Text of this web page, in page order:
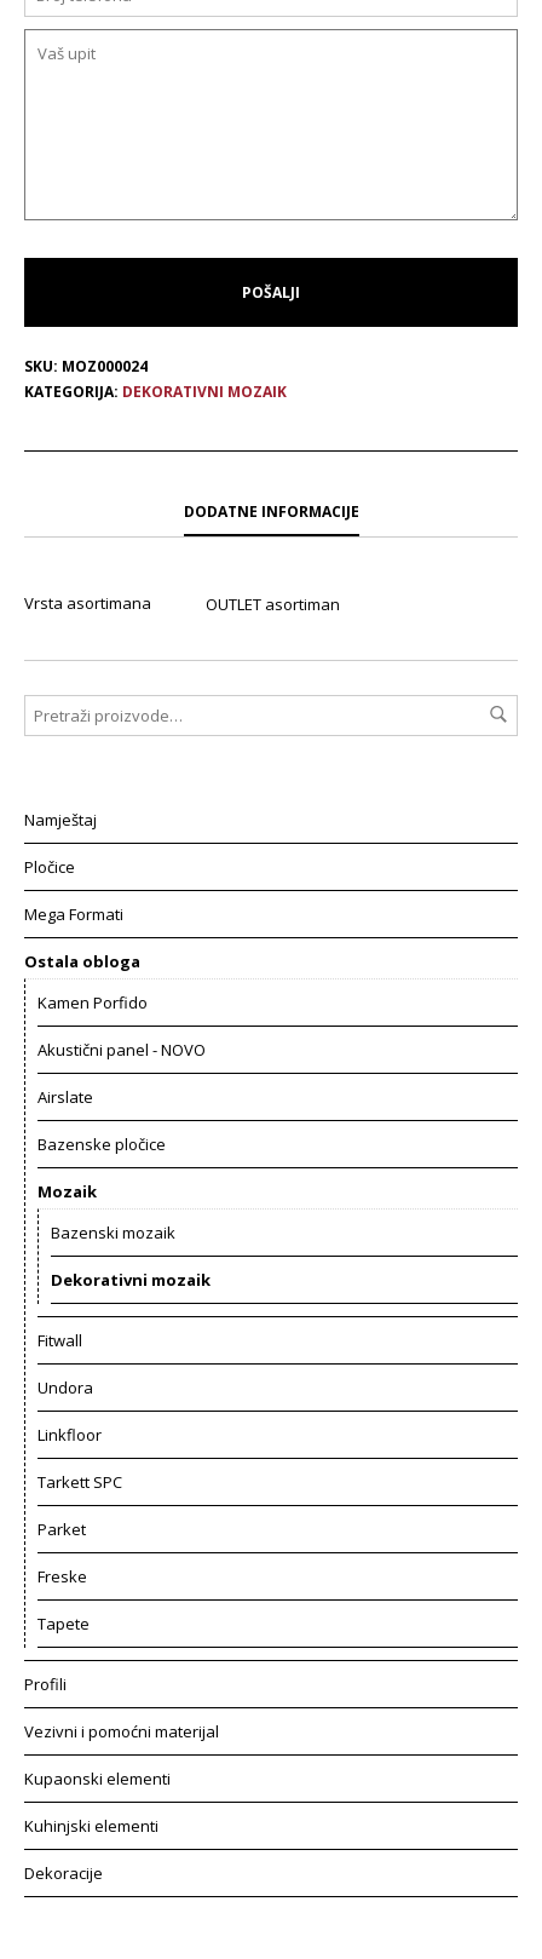
SKU: MOZ000024
KATEGORIJA: DEKORATIVNI MOZAIK
DODATNE INFORMACIJE
Vrsta asortimana OUTLET asortiman
Namještaj
Pločice
Mega Formati
Ostala obloga
Kamen Porfido
Akustični panel - NOVO
Airslate
Bazenske pločice
Mozaik
Bazenski mozaik
Dekorativni mozaik
Fitwall
Undora
Linkfloor
Tarkett SPC
Parket
Freske
Tapete
Profili
Vezivni i pomoćni materijal
Kupaonski elementi
Kuhinjski elementi
Dekoracije